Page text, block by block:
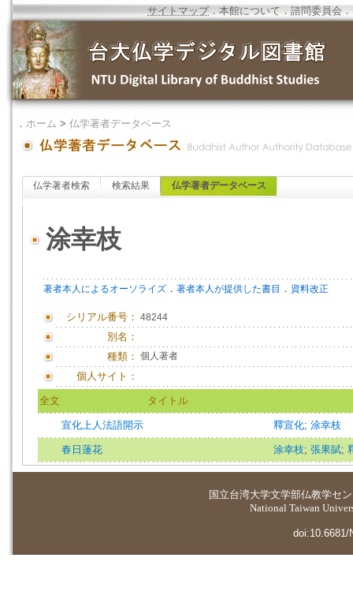
サイトマップ．本館について ．諮問委員会 ．
． ホーム > 仏学著者データベース
仏学著者検索 検索結果 仏学著者データベース
涂幸枝
著者本人によるオーソライズ ． 著者本人が提供した書目 ． 資料改正
シリアル番号： 48244
別名：
種類： 個人著者
個人サイト：
全文 タイトル
宣化上人法語開示 釋宣化; 涂幸枝
春日蓮花 涂幸枝; 張果賦;
国立台湾大学文学部仏教学セ
National Taiwan
doi:10.6681/